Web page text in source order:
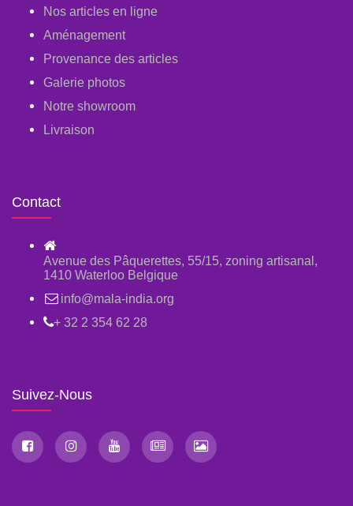
Nos articles en ligne
Aménagement
Provenance des articles
Galerie photos
Notre showroom
Livraison
Contact
Avenue des Pâquerettes, 55/15, zoning artisanal,
1410 Waterloo Belgique
info@mala-india.org
+ 32 2 354 62 28
Suivez-Nous